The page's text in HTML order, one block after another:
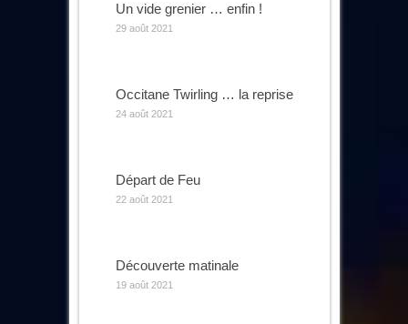
Un vide grenier … enfin !
29 août 2021
Occitane Twirling … la reprise
24 août 2021
Départ de Feu
22 août 2021
Découverte matinale
19 août 2021